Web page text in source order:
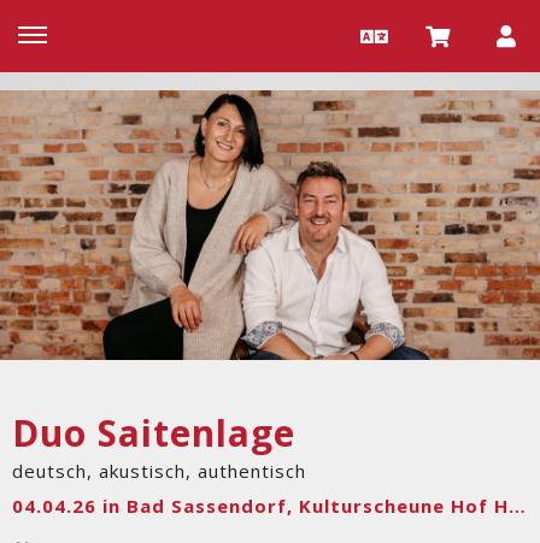
Duo Saitenlage
deutsch, akustisch, authentisch
04.04.26 in Bad Sassendorf, Kulturscheune Hof Haulle